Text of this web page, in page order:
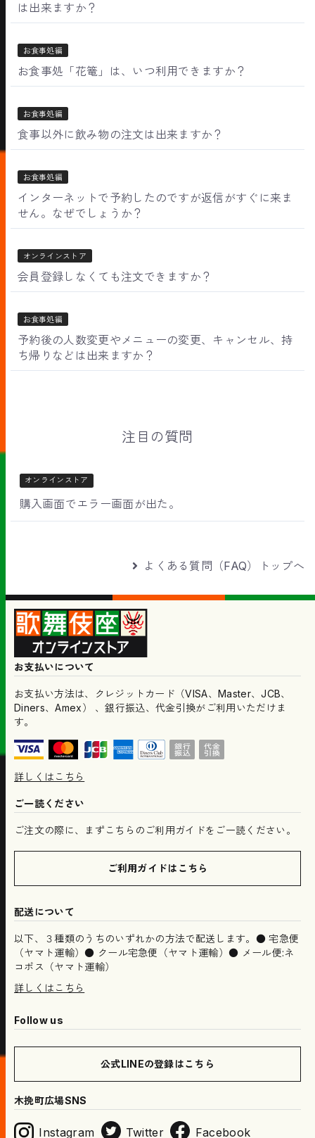
は出来ますか？
お食事処編
お食事処「花篭」は、いつ利用できますか？
お食事処編
食事以外に飲み物の注文は出来ますか？
お食事処編
インターネットで予約したのですが返信がすぐに来ま
せん。なぜでしょうか？
オンラインストア
会員登録しなくても注文できますか？
お食事処編
予約後の人数変更やメニューの変更、キャンセル、持
ち帰りなどは出来ますか？
注目の質問
オンラインストア
購入画面でエラー画面が出た。
よくある質問（FAQ）トップへ
お支払いについて
お支払い方法は、クレジットカード（VISA、Master、JCB、
Diners、Amex） 、銀行振込、代金引換がご利用いただけま
す。
詳しくはこちら
ご一読ください
ご注文の際に、まずこちらのご利用ガイドをご一読ください。
ご利用ガイドはこちら
配送について
以下、３種類のうちのいずれかの方法で配送します。● 宅急便
（ヤマト運輸）● クール宅急便（ヤマト運輸）● メール便:ネ
コポス（ヤマト運輸）
詳しくはこちら
Follow us
公式LINEの登録はこちら
木挽町広場SNS
Instagram Twitter
Facebook